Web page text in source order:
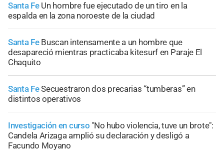
Santa Fe Un hombre fue ejecutado de un tiro en la
espalda en la zona noroeste de la ciudad
Santa Fe Buscan intensamente a un hombre que
desapareció mientras practicaba kitesurf en Paraje El
Chaquito
Santa FeSecuestraron dos precarias “tumberas” en
distintos operativos
Investigación en curso "No hubo violencia, tuve un brote":
Candela Arizaga amplió su declaración y desligó a
Facundo Moyano